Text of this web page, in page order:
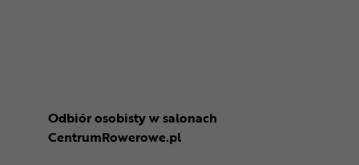
Odbiór osobisty w salonach
CentrumRowerowe.pl